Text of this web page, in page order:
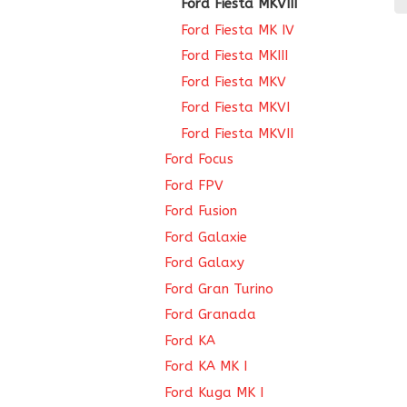
Ford Fiesta MKVIII
Ford Fiesta MK IV
Ford Fiesta MKIII
Ford Fiesta MKV
Ford Fiesta MKVI
Ford Fiesta MKVII
Ford Focus
Ford FPV
Ford Fusion
Ford Galaxie
Ford Galaxy
Ford Gran Turino
Ford Granada
Ford KA
Ford KA MK I
Ford Kuga MK I